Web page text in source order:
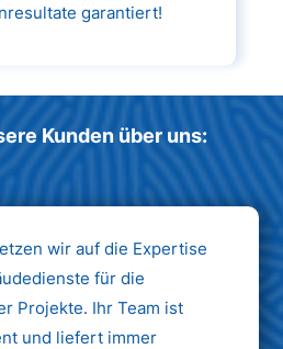
garantiert!
Kunden über uns:
wir auf die Expertise
für die
Projekte. Ihr Team ist
und liefert immer